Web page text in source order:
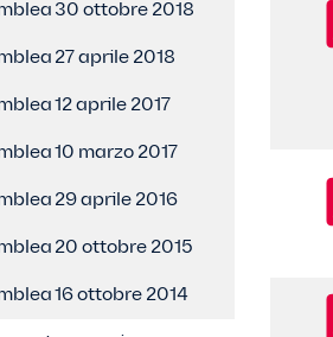
30 ottobre 2018
27 aprile 2018
12 aprile 2017
10 marzo 2017
29 aprile 2016
20 ottobre 2015
16 ottobre 2014